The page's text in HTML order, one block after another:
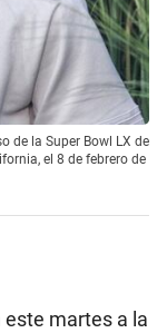
de la Super Bowl LX de
el 8 de febrero de
este martes a la